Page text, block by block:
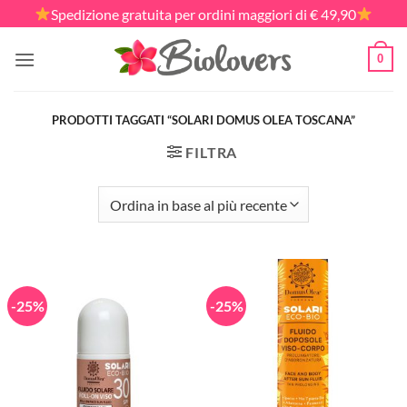
ai
contenuti
Spedizione gratuita per ordini maggiori di € 49,90
0
PRODOTTI TAGGATI “SOLARI DOMUS OLEA TOSCANA”
FILTRA
-25% -25%